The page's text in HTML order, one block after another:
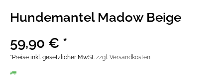
Hundemantel Madow Beige
59,90 € *
*Preise inkl. gesetzlicher MwSt. zzgl. Versandkosten